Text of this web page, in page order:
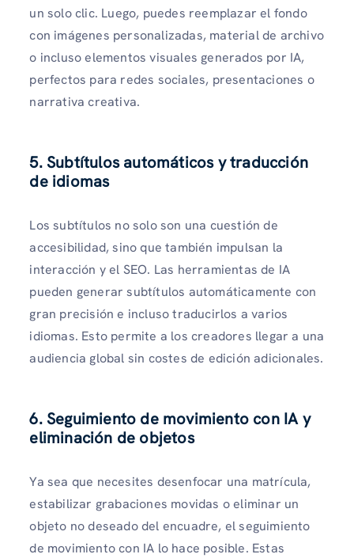
un solo clic. Luego, puedes reemplazar el fondo
con imágenes personalizadas, material de archivo
o incluso elementos visuales generados por IA,
perfectos para redes sociales, presentaciones o
narrativa creativa.
5. Subtítulos automáticos y traducción
de idiomas
Los subtítulos no solo son una cuestión de
accesibilidad, sino que también impulsan la
interacción y el SEO. Las herramientas de IA
pueden generar subtítulos automáticamente con
gran precisión e incluso traducirlos a varios
idiomas. Esto permite a los creadores llegar a una
audiencia global sin costes de edición adicionales.
6. Seguimiento de movimiento con IA y
eliminación de objetos
Ya sea que necesites desenfocar una matrícula,
estabilizar grabaciones movidas o eliminar un
objeto no deseado del encuadre, el seguimiento
de movimiento con IA lo hace posible. Estas